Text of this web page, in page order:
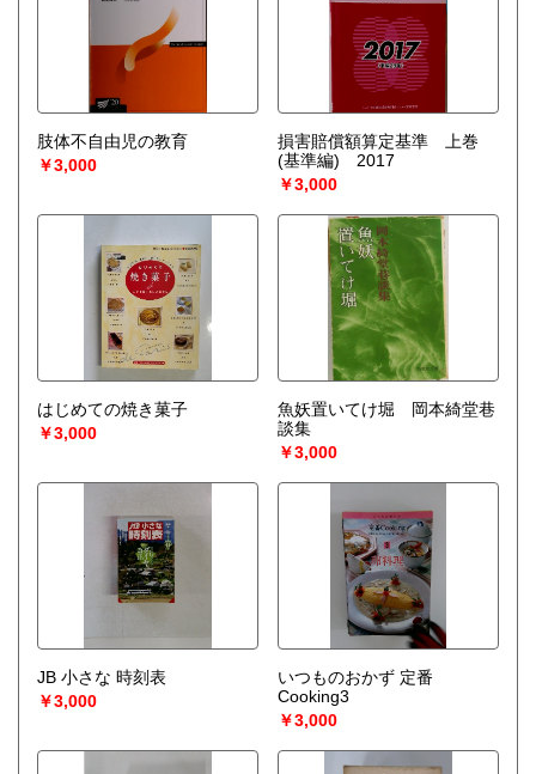
肢体不自由児の教育
￥3,000
損害賠償額算定基準 上巻
(基準編) 2017
￥3,000
はじめての焼き菓子
￥3,000
魚妖置いてけ堀 岡本綺堂巷
談集
￥3,000
JB 小さな 時刻表
￥3,000
いつものおかず 定番
Cooking3
￥3,000